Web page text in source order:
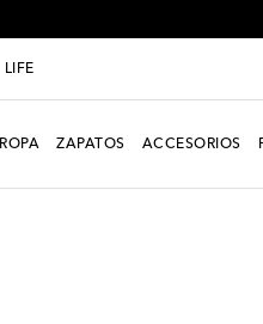
LIFE
ROPA ZAPATOS ACCESORIOS